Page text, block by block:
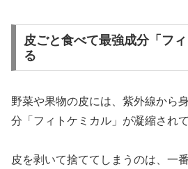
皮ごと食べて最強成分「フ
る
野菜や果物の皮には、紫外線から
分「フィトケミカル」が凝縮されて
皮を剥いて捨ててしまうのは、一